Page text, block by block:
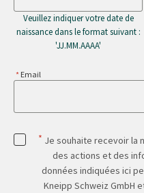
Veuillez indiquer votre date de
naissance dans le format suivant :
'JJ.MM.AAAA'
Email
* Je souhaite recevoir la
des actions et des
données indiquées ici
Kneipp Schweiz GmbH